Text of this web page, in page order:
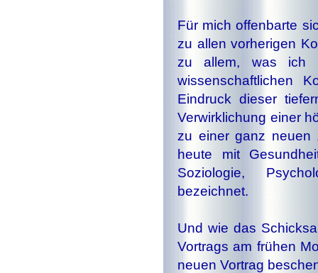
Für mich offenbarte
zu allen vorherigen
zu allem, was ich
wissenschaftlichen
Eindruck dieser
Verwirklichung einer
zu einer ganz neuen
heute mit
Soziologie,
bezeichnet.
Und wie das
Vortrags am frühen
neuen Vortrag